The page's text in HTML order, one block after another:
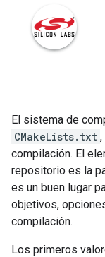
El sistema de
CMakeLists.txt
compilación. El
repositorio es la
es un buen lugar
objetivos,
compilación.
Los primeros